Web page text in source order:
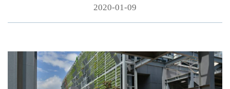
2020-01-09